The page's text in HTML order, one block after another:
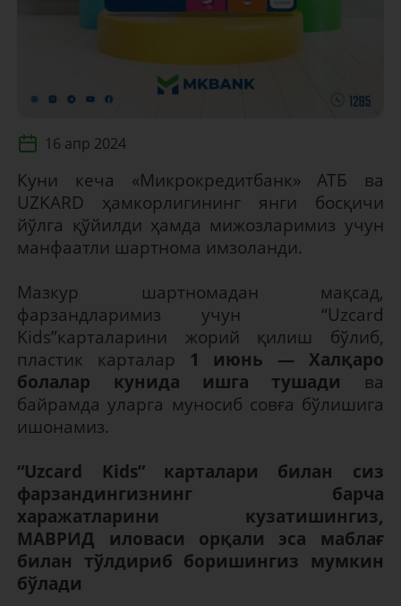
16 апр 2024
Куни кеча «Микрокредитбанк» АТБ ва
UZKARD ҳамкорлигининг янги босқичи
йўлга қўйилди ҳамда мижозларимиз учун
манфаатли шартнома имзоланди.
Мазкур шартномадан мақсад,
фарзандларимиз учун “Uzcard
Kids”карталарини жорий қилиш бўлиб,
пластик карталар 1 июнь — Халқаро
болалар кунида ишга тушади ва
байрамда уларга муносиб совға бўлишига
ишонамиз.
“Uzcard Kids” карталари билан сиз
фарзандингизнинг барча
харажатларини кузатишингиз,
МАВРИД иловаси орқали эса маблағ
билан тўлдириб боришингиз мумкин
бўлади